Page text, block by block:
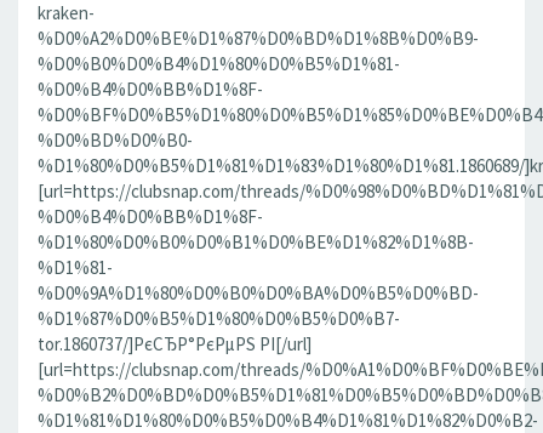
kraken-
%D0%A2%D0%BE%D1%87%D0%BD%D1%8B%D0%B9-
%D0%B0%D0%B4%D1%80%D0%B5%D1%81-
%D0%B4%D0%BB%D1%8F-
%D0%BD%D0%B0-
%D1%80%D0%B5%D1%81%D1%83%D1%80%D1%81.1860689/
[url=https://clubsnap.com/threads/
%D0%B4%D0%BB%D1%8F-
%D1%80%D0%B0%D0%B1%D0%BE%D1%82%D1%8B-
%D1%81-
%D0%9A%D1%80%D0%B0%D0%BA%D0%B5%D0%BD-
%D1%87%D0%B5%D1%80%D0%B5%D0%B7-
tor.1860737/]РєСЂР°РєРµРЅ РІ[/url]
[url=https://clubsnap.com/threads/
%D1%81%D1%80%D0%B5%D0%B4%D1%81%D1%82%D0%B2-